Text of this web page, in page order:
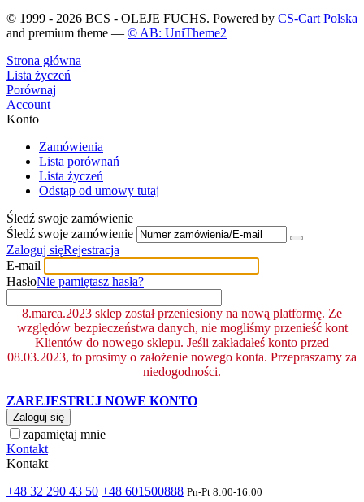
© 1999 - 2026 BCS - OLEJE FUCHS. Powered by CS-Cart Polska
and premium theme — © AB: UniTheme2
Strona główna
Lista życzeń
Porównaj
Account
Konto
Zamówienia
Lista porównań
Lista życzeń
Odstąp od umowy tutaj
Śledź swoje zamówienie
Śledź swoje zamówienie
Zaloguj sięRejestracja
E-mail
HasłoNie pamiętasz hasła?
8.marca.2023 sklep został przeniesiony na nową platformę. Ze
względów bezpieczeństwa danych, nie mogliśmy przenieść kont
Klientów do nowego sklepu. Jeśli zakładałeś konto przed
08.03.2023, to prosimy o założenie nowego konta. Przepraszamy za
niedogodności.
ZAREJESTRUJ NOWE KONTO
Zaloguj się
zapamiętaj mnie
Kontakt
Kontakt
+48 32 290 43 50 +48 601500888 Pn-Pt 8:00-16:00